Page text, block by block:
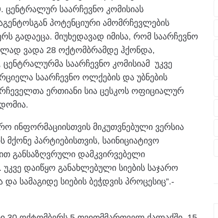
ცენტრალურ საარჩევნო კომისიას
პოტენციური ამომრჩევლების
გადაეცა. მიუხედავად იმისა, რომ საარჩევნო
ვადა 28 ოქტომბრამდე ჰქონდა,
საარჩევნო კომისიამ უკვე
საარჩევნო ოლქების და უბნების
ერთიანი სია ცესკოს ოფიციალურ
ინფორმაციისთვის მიკუთვნებული ვერსია
პარტიებისთვის, საინიციატივო
განსაზღვრული დამკვირვებელი
დაიწყო განახლებული სიების საჯარო
სამაგიდე სიების ბეჭდვის პროცესიც”.-